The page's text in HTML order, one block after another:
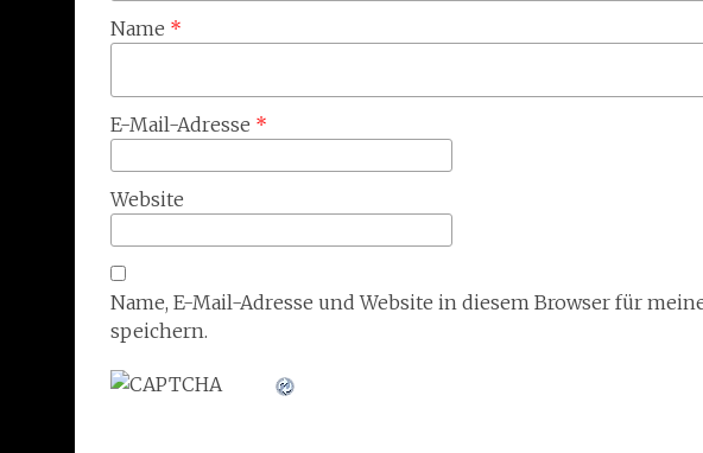
Name *
E-Mail-Adresse *
Website
Name, E-Mail-Adresse und Website in diesem Browser für
speichern.